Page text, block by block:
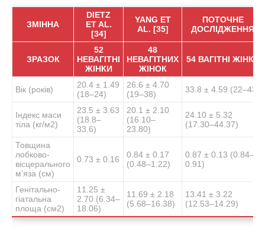
ЗМІННА
DIETZ
ET AL.
[34]
YANG ET
AL. [35]
ПОТОЧНЕ
ДОСЛІДЖЕННЯ
ЗРАЗОК
52
НЕВАГІТНІ
ЖІНКИ
48
НЕВАГІТНИХ
ЖІНОК
54 ВАГІТНІ ЖІНКИ
Вік (років)
20.4 ± 1.49
(18–24)
26.6 ± 4.70
(19–38)
33.8 ± 4.59 (22–43)
Індекс маси
тіла (кг/м2)
23.5 ± 3.63
(18.8–
33.6)
20.1 ± 2.10
(16.10–
23.80)
24.10 ± 5.32
(17.30–44.37)
Товщина
лобково-
вісцерального
м’яза (см)
0.73 ± 0.16
0.84 ± 0.17
(0.48–1.22)
0.87 ± 0.13 (0.84–
0.91)
Генітально-
гіатальна
площа (см2)
11.25 ±
2.70 (6.34–
18.06)
11.69 ± 2.18
(5.68–16.38)
13.41 ± 3.22
(12.53–14.29)